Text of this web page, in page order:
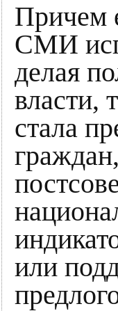
Причем
СМИ
делая
власти,
стала
или